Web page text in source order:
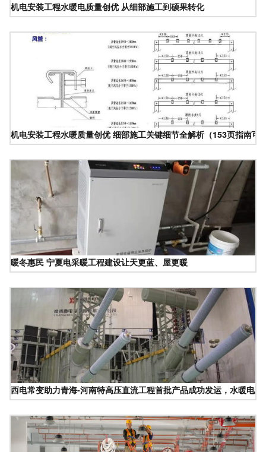
机电安装工程水暖电质量创优 从细部施工到硕果转化
机电安装工程水暖质量创优 细部施工关键细节全解析（153页指南可
暖冬惠民 宁夏电采暖工程建设让天更蓝、屋更暖
西电常变助力青海-河南特高压直流工程首批产品成功发运，水暖电